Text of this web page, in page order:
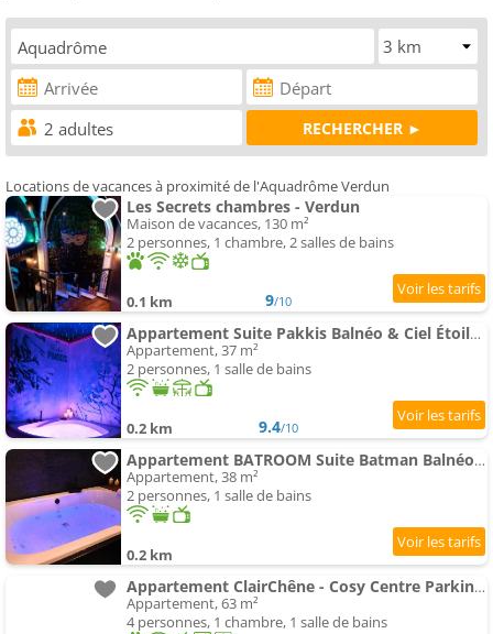
Locations de vacances à proximité de l'Aquadrôme Verdun
Les Secrets chambres - Verdun
Maison de vacances, 130 m²
2 personnes, 1 chambre, 2 salles de bains
0.1 km 9/10
Appartement Suite Pakkis Balnéo & Ciel Étoilé Boréal
Appartement, 37 m²
2 personnes, 1 salle de bains
0.2 km 9.4/10
Appartement BATROOM Suite Batman Balnéo & Salle Cinéma
Appartement, 38 m²
2 personnes, 1 salle de bains
0.2 km
Appartement ClairChêne - Cosy Centre Parking Spacieux Familial
Appartement, 63 m²
4 personnes, 1 chambre, 1 salle de bains